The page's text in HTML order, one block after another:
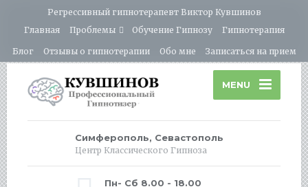
Регрессивный гипнотерапевт Виктор Кувшинов
Главная
Проблемы Обучение Гипнозу Гипнотерапия
Блог Отзывы о гипнотерапии Обо мне Записаться на прием
MENU
Симферополь, Севастополь
Центр Классического Гипноза
Пн- Сб 8.00 - 18.00